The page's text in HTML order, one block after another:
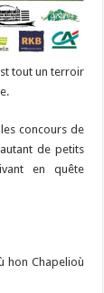
tout un terroir
concours de
de petits
en quête
hon Chapelioù